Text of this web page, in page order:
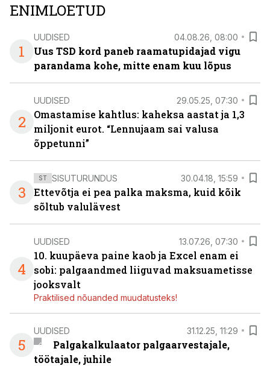
ENIMLOETUD
1
UUDISED 04.08.26, 08:00
Uus TSD kord paneb raamatupidajad vigu
parandama kohe, mitte enam kuu lõpus
2
UUDISED 29.05.25, 07:30
Omastamise kahtlus: kaheksa aastat ja 1,3
miljonit eurot. “Lennujaam sai valusa
õppetunni”
3
ST SISUTURUNDUS 30.04.18, 15:59
Ettevõtja ei pea palka maksma, kuid kõik
sõltub valulävest
4
UUDISED 13.07.26, 07:30
10. kuupäeva paine kaob ja Excel enam ei
sobi: palgaandmed liiguvad maksuametisse
jooksvalt
Praktilised nõuanded muudatusteks!
5
UUDISED 31.12.25, 11:29
Palgakalkulaator palgaarvestajale,
töötajale, juhile